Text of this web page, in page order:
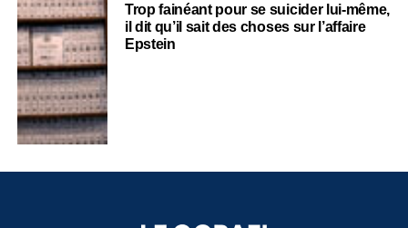
Trop fainéant pour se suicider lui-même,
il dit qu’il sait des choses sur l’affaire
Epstein